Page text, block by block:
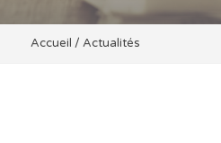
Accueil / Actualités